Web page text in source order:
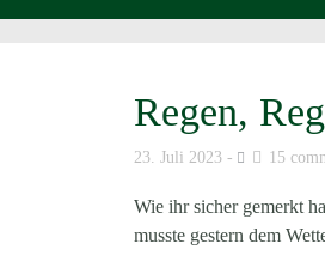
Regen,
23. Juli 2023 15
Wie ihr sicher gemerkt
musste gestern dem